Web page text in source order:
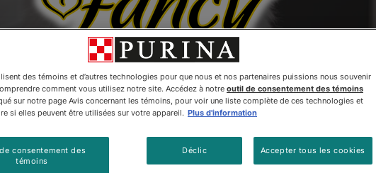
Pour Chatons À Propos De Nous Bons Rabais
des témoins et d’autres technologies pour que nous et nos partenaires puissions nous souvenir
comment vous utilisez notre site. Accédez à notre outil de consentement des témoins
sur notre page Avis concernant les témoins, pour voir une liste complète de ces technologies et
si elles peuvent être utilisées sur votre appareil. Plus d'information
Déclic Accepter tous les cookies
consentement des
témoins